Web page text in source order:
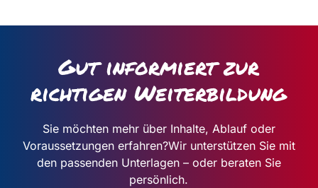
Gut informiert zur
richtigen Weiterbildung
Sie möchten mehr über Inhalte, Ablauf oder
Voraussetzungen erfahren?Wir unterstützen Sie mit
den passenden Unterlagen – oder beraten Sie
persönlich.